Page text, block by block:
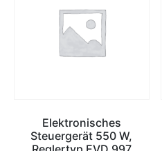
Elektronisches
Steuergerät 550 W,